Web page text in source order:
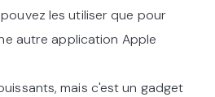
les utiliser que pour
autre application Apple
mais c'est un gadget